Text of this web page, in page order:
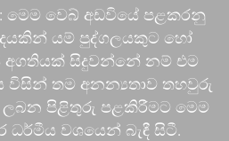
මෙම වෙබ් අඩවියේ පළකරනු
යම් පුද්ගලයකුට හෝ
අගතියක් සිදුවන්නේ නම් එම
විසින් තම අනන්‍යතාව තහවුරු
ලබන පිළිතුරු පළකිරීමට මෙම
ධර්මීය වශයෙන් බැඳී සිටී.